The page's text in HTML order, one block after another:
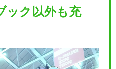
ック以外も充